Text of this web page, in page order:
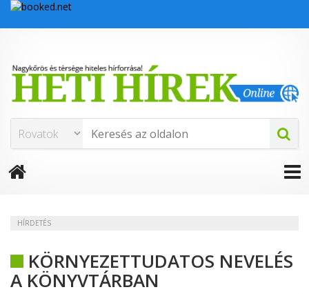
HÍRDETÉS
KÖRNYEZETTUDATOS NEVELÉS
A KÖNYVTÁRBAN